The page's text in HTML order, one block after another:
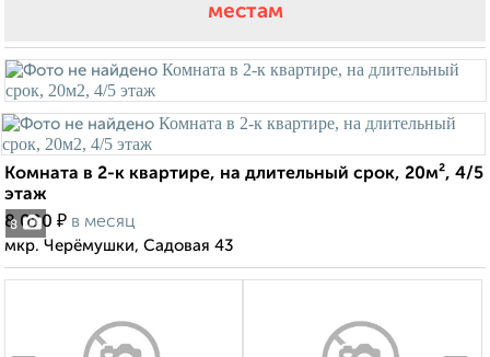
местам
8
Комната в 2-к квартире, на длительный срок, 20м², 4/5
этаж
8 000 ₽ в месяц
мкр. Черёмушки, Садовая 43